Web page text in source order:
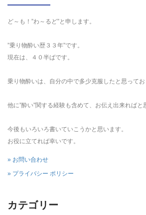
ど～も！”わ～るど”と申します。
”乗り物酔い歴３３年”です。
現在は、４０半ばです。
乗り物酔いは、自分の中で多少克服したと思ってお
他に”酔い”関する経験も含めて、お伝え出来ればと
今後もいろいろ書いていこうかと思います。
お役に立てれば幸いです。
» お問い合わせ
» プライバシー ポリシー
カテゴリー